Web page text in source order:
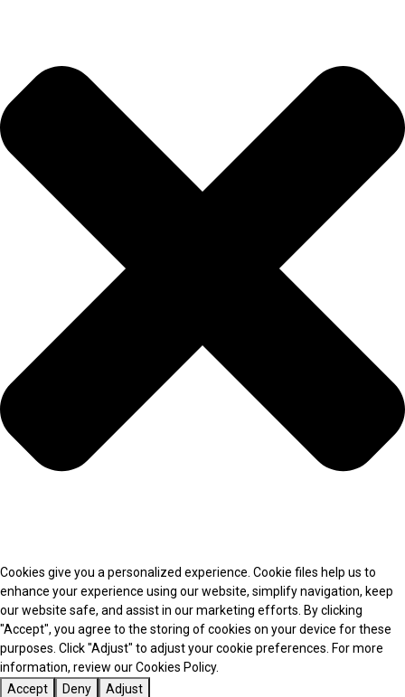
Cookies give you a personalized experience. Cookie files help us to
enhance your experience using our website, simplify navigation, keep
our website safe, and assist in our marketing efforts. By clicking
"Accept", you agree to the storing of cookies on your device for these
purposes. Click "Adjust" to adjust your cookie preferences. For more
information, review our Cookies Policy.
Accept
Deny Adjust